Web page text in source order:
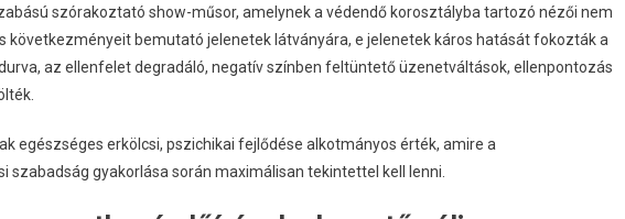
szórakoztató show-műsor, amelynek a védendő korosztályba tartozó nézői nem
következményeit bemutató jelenetek látványára, e jelenetek káros hatását fokozták a
az ellenfelet degradáló, negatív színben feltüntető üzenetváltások, ellenpontozás
egészséges erkölcsi, pszichikai fejlődése alkotmányos érték, amire a
gyakorlása során maximálisan tekintettel kell lenni.